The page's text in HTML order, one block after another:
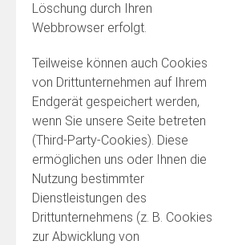
Löschung durch Ihren
Webbrowser erfolgt.
Teilweise können auch Cookies
von Drittunternehmen auf Ihrem
Endgerät gespeichert werden,
wenn Sie unsere Seite betreten
(Third-Party-Cookies). Diese
ermöglichen uns oder Ihnen die
Nutzung bestimmter
Dienstleistungen des
Drittunternehmens (z. B. Cookies
zur Abwicklung von